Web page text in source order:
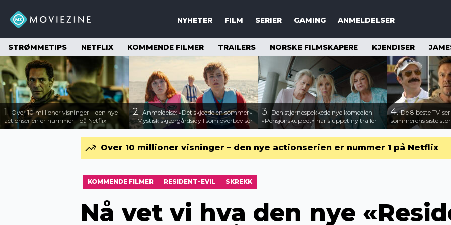
NYHETER FILM SERIER GAMING ANMELDELSER
STRØMMETIPS NETFLIX KOMMENDE FILMER TRAILERS NORSKE FILMSKAPERE KJENDISER
1. Over 10 millioner visninger – den nye
actionserien er nummer 1 på Netflix
2. Anmeldelse: «Det skjedde en sommer»
– Mystisk skjærgårdsidyll som overbeviser
3. Den stjernespekkede nye komedien
«Pensjonskuppet» har sluppet ny trailer
4.De 8 beste TV-
sommerens siste
Over 10 millioner visninger – den nye actionserien er nummer 1 på Netflix
KOMMENDE FILMER RESIDENT-EVIL SKREKK
Nå vet vi hva den nye